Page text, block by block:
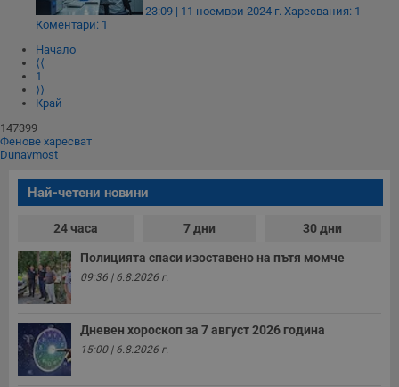
23:09 | 11 ноември 2024 г. Харесвания: 1
Коментари: 1
Начало
⟨⟨
1
⟩⟩
Край
147399
Фенове харесват
Dunavmost
Най-четени новини
24 часа 7 дни 30 дни
Полицията спаси изоставено на пътя момче
09:36 | 6.8.2026 г.
Дневен хороскоп за 7 август 2026 година
15:00 | 6.8.2026 г.